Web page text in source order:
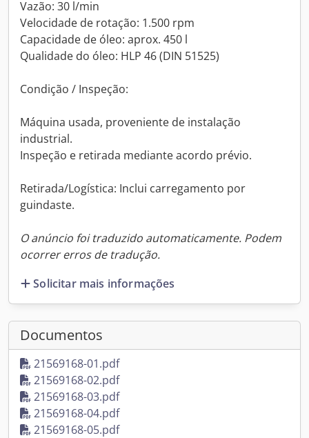
Vazão: 30 l/min
Velocidade de rotação: 1.500 rpm
Capacidade de óleo: aprox. 450 l
Qualidade do óleo: HLP 46 (DIN 51525)
Condição / Inspeção:
Máquina usada, proveniente de instalação
industrial.
Inspeção e retirada mediante acordo prévio.
Retirada/Logística: Inclui carregamento por
guindaste.
O anúncio foi traduzido automaticamente. Podem
ocorrer erros de tradução.
Solicitar mais informações
Documentos
21569168-01.pdf
21569168-02.pdf
21569168-03.pdf
21569168-04.pdf
21569168-05.pdf